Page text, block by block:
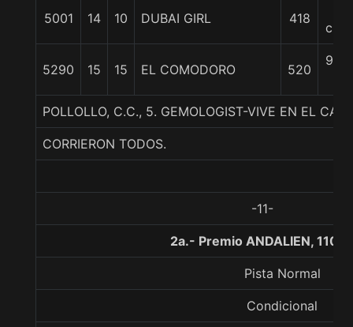
5001 14 10 DUBAI GIRL 418
5290 15 15 EL COMODORO 520
9 3/
POLLOLLO, C.C., 5. GEMOLOGIST-VIVE EN EL
CORRIERON TODOS.
-11-
2a.- Premio ANDALIEN, 1100
Pista Normal
Condicional